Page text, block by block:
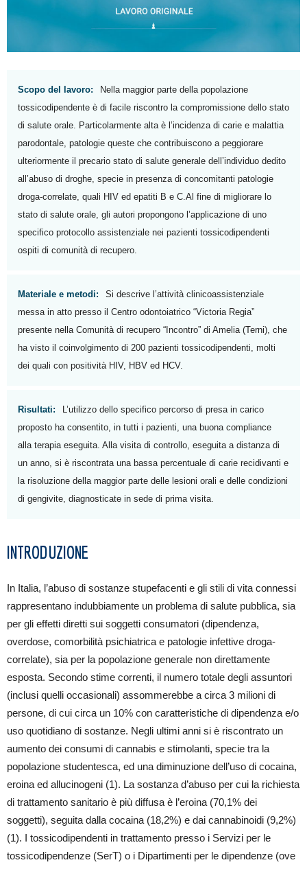
Scopo del lavoro:
Nella maggior parte della popolazione
tossicodipendente è di facile riscontro la compromissione dello stato
di salute orale. Particolarmente alta è l’incidenza di carie e malattia
parodontale, patologie queste che contribuiscono a peggiorare
ulteriormente il precario stato di salute generale dell’individuo dedito
all’abuso di droghe, specie in presenza di concomitanti patologie
droga-correlate, quali HIV ed epatiti B e C.Al fine di migliorare lo
stato di salute orale, gli autori propongono l’applicazione di uno
specifico protocollo assistenziale nei pazienti tossicodipendenti
ospiti di comunità di recupero.
Materiale e metodi:
Si descrive l’attività clinicoassistenziale
messa in atto presso il Centro odontoiatrico “Victoria Regia”
presente nella Comunità di recupero “Incontro” di Amelia (Terni), che
ha visto il coinvolgimento di 200 pazienti tossicodipendenti, molti
dei quali con positività HIV, HBV ed HCV.
Risultati:
L’utilizzo dello specifico percorso di presa in carico
proposto ha consentito, in tutti i pazienti, una buona compliance
alla terapia eseguita. Alla visita di controllo, eseguita a distanza di
un anno, si è riscontrata una bassa percentuale di carie recidivanti e
la risoluzione della maggior parte delle lesioni orali e delle condizioni
di gengivite, diagnosticate in sede di prima visita.
INTRODUZIONE
In Italia, l’abuso di sostanze stupefacenti e gli stili di vita connessi
rappresentano indubbiamente un problema di salute pubblica, sia
per gli effetti diretti sui soggetti consumatori (dipendenza,
overdose, comorbilità psichiatrica e patologie infettive droga-
correlate), sia per la popolazione generale non direttamente
esposta. Secondo stime correnti, il numero totale degli assuntori
(inclusi quelli occasionali) assommerebbe a circa 3 milioni di
persone, di cui circa un 10% con caratteristiche di dipendenza e/o
uso quotidiano di sostanze. Negli ultimi anni si è riscontrato un
aumento dei consumi di cannabis e stimolanti, specie tra la
popolazione studentesca, ed una diminuzione dell’uso di cocaina,
eroina ed allucinogeni (1). La sostanza d’abuso per cui la richiesta
di trattamento sanitario è più diffusa è l’eroina (70,1% dei
soggetti), seguita dalla cocaina (18,2%) e dai cannabinoidi (9,2%)
(1). I tossicodipendenti in trattamento presso i Servizi per le
tossicodipendenze (SerT) o i Dipartimenti per le dipendenze (ove